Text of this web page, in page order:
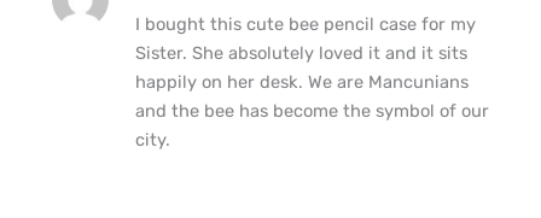
I bought this cute bee pencil case for my
Sister. She absolutely loved it and it sits
happily on her desk. We are Mancunians
and the bee has become the symbol of our
city.